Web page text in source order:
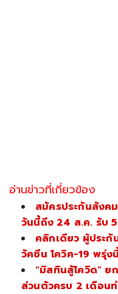
อ่านข่าวที่เกี่ยวข้อง
สมัครประกันสังค
วันนี้ถึง 24 ส.ค. รับ
คลิกเดียว ผู้ประ
วัคซีน โควิค-19 พรุ่ง
"มิสทินสู้โควิด" ย
ส่วนตัวครบ 2 เดือน